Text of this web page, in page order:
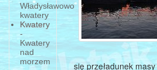
Władysławowo
kwatery
Kwatery
-
Kwatery
nad
morzem
się przeładunek